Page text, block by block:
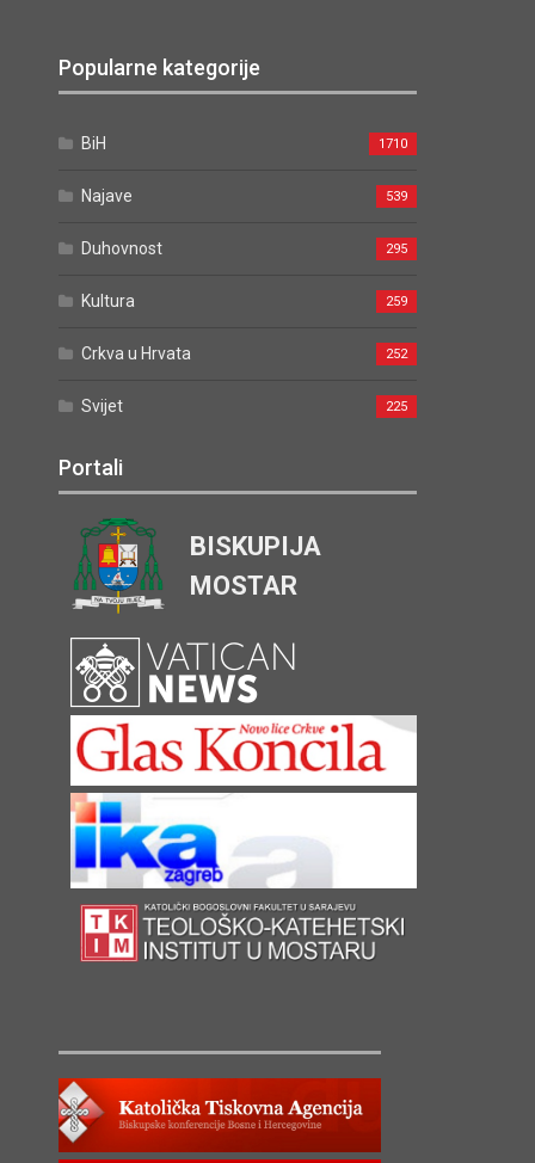
Popularne kategorije
BiH 1710
Najave 539
Duhovnost 295
Kultura 259
Crkva u Hrvata 252
Svijet 225
Portali
BISKUPIJA
MOSTAR